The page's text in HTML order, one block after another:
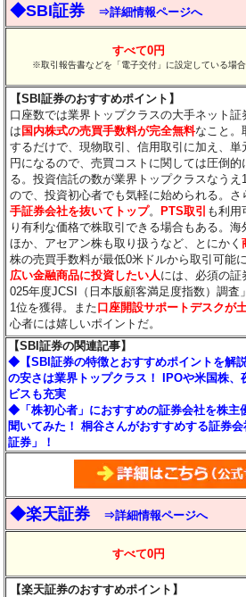
◆SBI証券 ⇒詳細情報ページへ
すべて0円
※取引報告書などを「電子交付」に設定している場合
【SBI証券のおすすめポイント】
口座数では業界トップクラスの大手ネット
は 国内株式の売買手数料が完全無料なこと。
するだけで、現物取引、信用取引に加え、
円になるので、売買コストに関しては圧倒的
る。投資信託の数が業界トップクラスなう
ので、投資初心者でも気軽に始められる。さ
手証券会社を抜いてトップ。 PTS取引 も利用
り有利な価格で株取引できる場合もある。
ほか、アセアン株も取り扱うなど、とにかく
株の売買手数料が最低0米ドルから取引可能
広い金融商品に投資したい人 には、必須の証
025年度JCSI（日本版顧客満足度指数）調査
1位を獲得。また口座開設サポートデスクが
心者には嬉しいポイントだ。
【SBI証券の関連記事】
◆【SBI証券の特徴とおすすめポイントを解
の安さは業界トップクラス！ IPOや米国株、
ビスも充実
◆「株初心者」におすすめの証券会社を株主
聞いてみた！ 桐谷さんがおすすめする証券
証券」！
◆楽天証券 ⇒詳細情報ページへ
すべて0円
【楽天証券のおすすめポイント】